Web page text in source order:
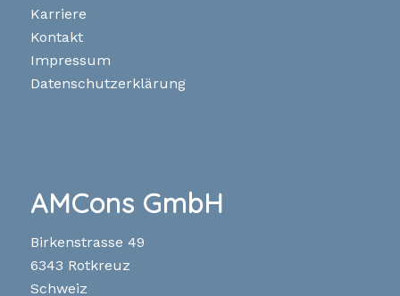
Karriere
Kontakt
Impressum
Datenschutzerklärung
AMCons GmbH
Birkenstrasse 49
6343 Rotkreuz
Schweiz